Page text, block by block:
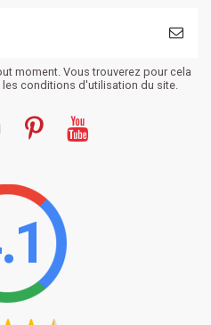
moment. Vous trouverez pour cela
conditions d'utilisation du site.